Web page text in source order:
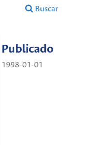
Buscar
Publicado
1998-01-01